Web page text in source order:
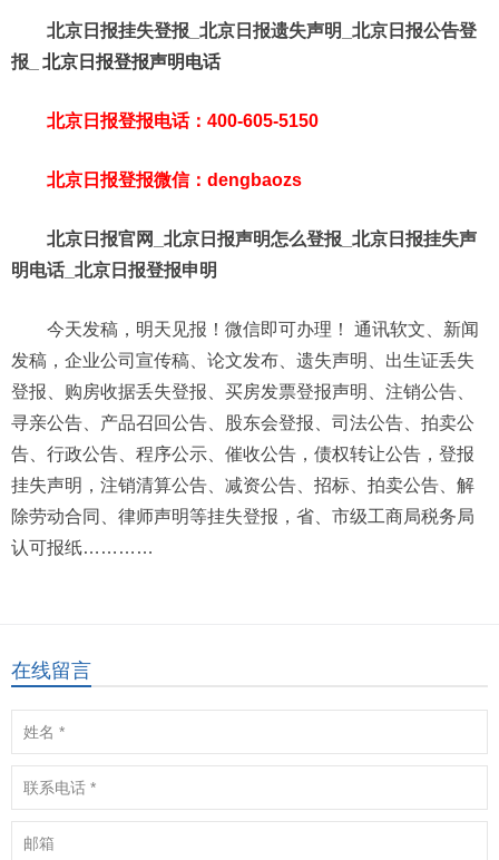
北京日报挂失登报_北京日报遗失声明_北京日报公告登
报_
北京日报登报声明电话
北京日报登报电话：400-605-5150
北京日报登报微信：dengbaozs
北京日报官网_北京日报声明怎么登报_北京日报挂失声
明电话_北京日报登报申明
今天发稿，明天见报！微信即可办理！ 通讯软文、新闻
发稿，企业公司宣传稿、论文发布、遗失声明、出生证丢失
登报、购房收据丢失登报、买房发票登报声明、注销公告、
寻亲公告、产品召回公告、股东会登报、司法公告、拍卖公
告、行政公告、程序公示、催收公告，债权转让公告，登报
挂失声明，注销清算公告、减资公告、招标、拍卖公告、解
除劳动合同、律师声明等挂失登报，省、市级工商局税务局
认可报纸…………
在线留言